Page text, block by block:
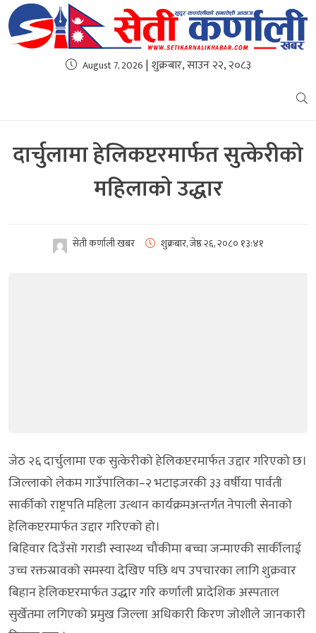
August 7, 2026 | शुक्रबार, साउन २२, २०८३
दार्चुलामा हेलिकप्टरमार्फत सुत्केरीको
महिलाकाे उद्धार
सेती कर्णाली खबर शुक्रबार, जेष्ठ २६, २०८० १३:४१
जेठ २६ दार्चुलामा एक सुत्केरीको हेलिकप्टरमार्फत उद्दार गरिएको छ।
जिल्लाको लेकम गाउँपालिका–२ भटाइजरकी ३३ वर्षीया पार्वती
सार्कीको राष्ट्रपति महिला उत्थान कार्यक्रमअन्तर्गत नेपाली सेनाको
हेलिकप्टरमार्फत उद्दार गरिएको हो।
बिहिवार दिउँसो गराडी स्वास्थ्य चौकीमा बच्चा जन्माएकी सार्कीलाई
उच्च रक्तस्रावको समस्या देखिए पछि थप उपचारका लागि शुक्रवार
बिहान हेलिकप्टरमार्फत उद्धार गरि कर्णाली प्रादेशिक अस्पताल
सुर्खेतमा लगिएको प्रमुख जिल्ला अधिकारी किरण जोशीले जानकारी